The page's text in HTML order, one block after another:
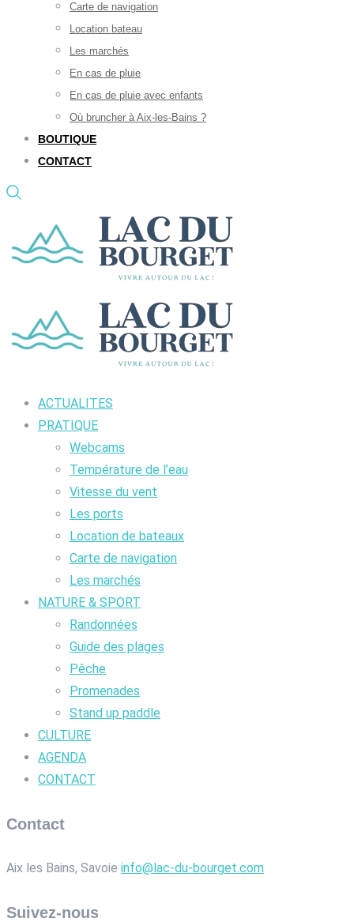
Carte de navigation
Location bateau
Les marchés
En cas de pluie
En cas de pluie avec enfants
Où bruncher à Aix-les-Bains ?
BOUTIQUE
CONTACT
ACTUALITES
PRATIQUE
Webcams
Température de l’eau
Vitesse du vent
Les ports
Location de bateaux
Carte de navigation
Les marchés
NATURE & SPORT
Randonnées
Guide des plages
Pêche
Promenades
Stand up paddle
CULTURE
AGENDA
CONTACT
Contact
Aix les Bains, Savoie info@lac-du-bourget.com
Suivez-nous